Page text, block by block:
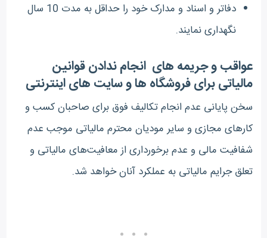
دفاتر و اسناد و مدارک خود را حداقل به مدت 10 سال
نگهداری نمایند.
عواقب و جریمه های انجام ندادن قوانین
مالیاتی برای فروشگاه ها و سایت های اینترنتی
سخن پایانی عدم انجام تکالیف فوق برای صاحبان کسب و
کارهای مجازی و سایر مودیان محترم مالیاتی موجب عدم
شفافیت مالی و عدم برخورداری از معافیت‌های مالیاتی و
تعلق جرایم مالیاتی به عملکرد آنان خواهد شد.